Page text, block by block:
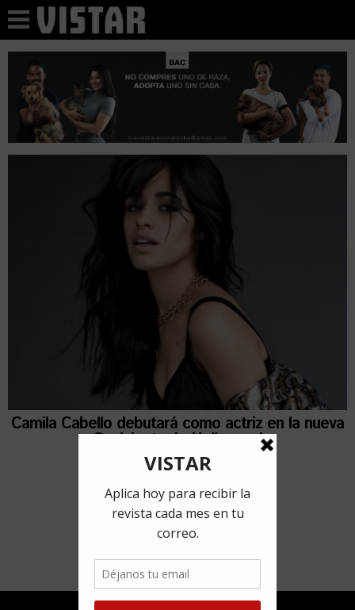
Camila Cabello debutará como actriz en la nueva
Cenicienta de Hollywood
porRedacción VISTAR